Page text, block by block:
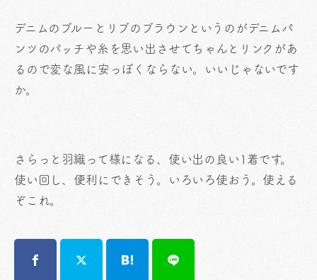
デニムのブルーとリブのブラウンというのがデニムパ
ンツのパッチや糸を思い出させてちゃんとリンクがあ
るので変な風に安っぽくならない。いいじゃないです
か。
さらっと羽織って様になる、使い出の良い1着です。
使い回し、便利にできそう。いろいろ使おう。使える
ぞこれ。